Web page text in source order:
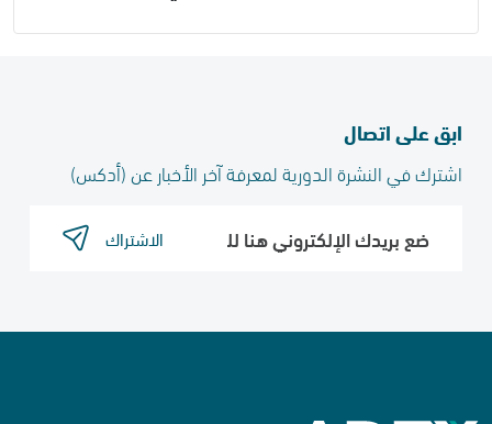
ابق على اتصال
اشترك في النشرة الدورية لمعرفة آخر الأخبار عن (أدكس)​
الاشتراك